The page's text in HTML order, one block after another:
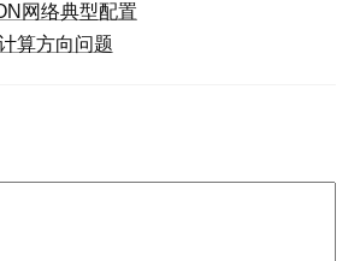
网络典型配置
算方向问题